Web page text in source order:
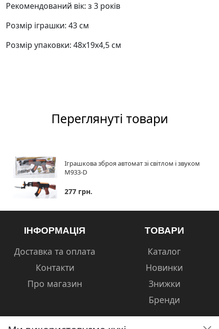
Рекомендований вік: з 3 років
Розмір іграшки: 43 см
Розмір упаковки: 48х19х4,5 см
Переглянуті товари
Іграшкова зброя автомат зі світлом і звуком
M933-D
277 грн.
ІНФОРМАЦІЯ
Доставка та оплата
Контакти
Про магазин
ТОВАРИ
Каталог
Новинки
Знижки
Бренди